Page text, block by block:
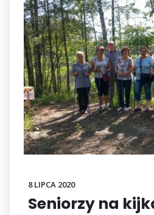
8 LIPCA 2020
Seniorzy na